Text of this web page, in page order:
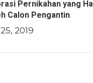
Pernikahan yang
Calon Pengantin
2019